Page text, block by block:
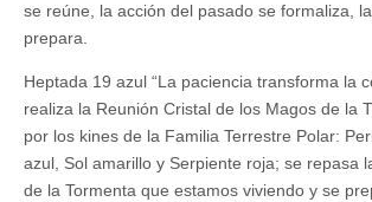
se reúne, la acción del pasado se formaliza,
prepara.
Heptada 19 azul “La paciencia transforma la
realiza la Reunión Cristal de los Magos de la
por los kines de la Familia Terrestre Polar:
azul, Sol amarillo y Serpiente roja; se repasa
de la Tormenta que estamos viviendo y se